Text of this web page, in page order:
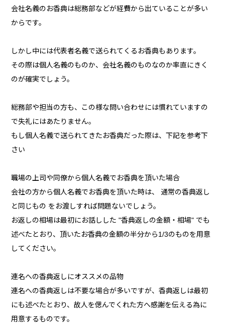
会社名義のお香典は総務部などが経費から出ていることが多い
からです。
しかし中には代表者名義で送られてくるお香典もあります。
その際は個人名義のものか、会社名義のものなのか率直にきく
のが確実でしょう。
総務部や担当の方も、この様な問い合わせには慣れていますの
で失礼にはあたりません。
もし個人名義で送られてきたお香典だった際は、下記を参考下
さい
職場の上司や同僚から個人名義でお香典を頂いた場合
会社の方から個人名義でお香典を頂いた時は、 通常の香典返し
と同じもの をお渡しすれば問題ないでしょう。
お返しの相場は最初にお話しした "香典返しの金額・相場" でも
述べたとおり、頂いたお香典の金額の半分から1/3のものを用意
してください。
連名への香典返しにオススメの品物
連名への香典返しは不要な場合が多いですが、香典返しは最初
にも述べたとおり、故人を偲んでくれた方へ感謝を伝える為に
用意するものです。